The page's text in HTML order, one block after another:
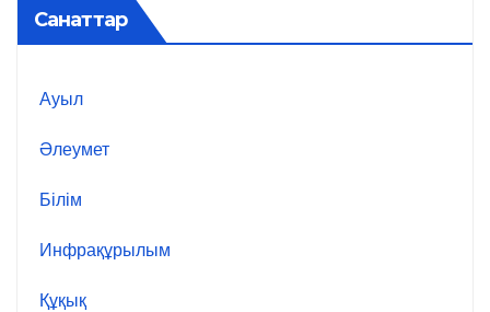
Санаттар
Ауыл
Әлеумет
Білім
Инфрақұрылым
Құқық